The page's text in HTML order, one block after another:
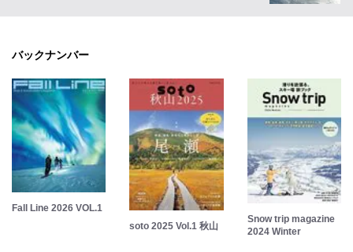
バックナンバー
Fall Line 2026 VOL.1
soto 2025 Vol.1 秋山
Snow trip magazine
2024 Winter